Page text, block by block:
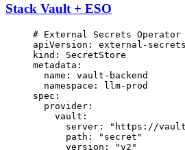
Stack Vault + ESO
# External Secrets Operator
apiVersion : external-
kind : SecretStore
metadata :
  name
: vault-backend
  namespace
: llm-prod
spec :
  provider
:
    vault
:
      server
:
"https://
      path
:
"secret"
      version
:
"v2"